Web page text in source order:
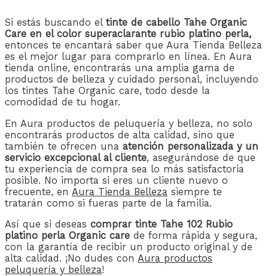
Si estás buscando el tinte de cabello Tahe Organic
Care en el color superaclarante rubio platino perla,
entonces te encantará saber que Aura Tienda Belleza
es el mejor lugar para comprarlo en línea. En Aura
tienda online, encontrarás una amplia gama de
productos de belleza y cuidado personal, incluyendo
los tintes Tahe Organic care, todo desde la
comodidad de tu hogar.
En Aura productos de peluquería y belleza, no solo
encontrarás productos de alta calidad, sino que
también te ofrecen una atención personalizada y un
servicio excepcional al cliente, asegurándose de que
tu experiencia de compra sea lo más satisfactoria
posible. No importa si eres un cliente nuevo o
frecuente, en Aura Tienda Belleza siempre te
tratarán como si fueras parte de la familia.
Así que si deseas comprar tinte Tahe 102 Rubio
platino perla Organic care de forma rápida y segura,
con la garantía de recibir un producto original y de
alta calidad. ¡No dudes con Aura productos
peluquería y belleza!